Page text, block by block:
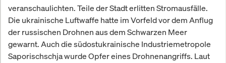
veranschaulichten. Teile der Stadt erlitten Stromausfälle.
Die ukrainische Luftwaffe hatte im Vorfeld vor dem Anflug
der russischen Drohnen aus dem Schwarzen Meer
gewarnt. Auch die südostukrainische Industriemetropole
Saporischschja wurde Opfer eines Drohnenangriffs. Laut